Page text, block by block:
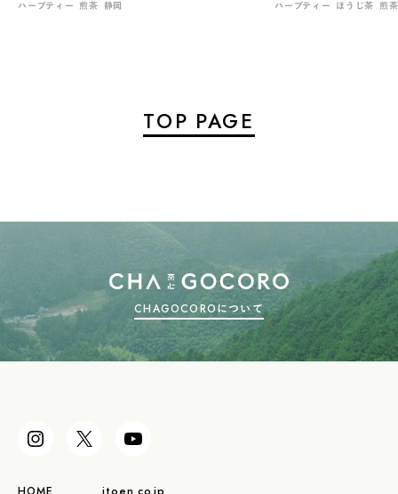
ハーブティー 煎茶 静岡
ハーブティー ほうじ茶 煎茶
TOP PAGE
CHAGOCOROについて
HOME itoen.co.jp